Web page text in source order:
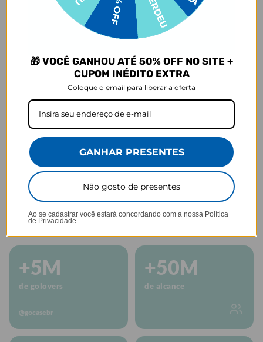
TOTE DAILY
Fácil limpeza
Personalize do
Perfeita para sua
GOCASE
Há mais de 10 anos personalizando do
+5M
de golovers
@gocasebr
+50M
de alcance
🎁 VOCÊ GANHOU ATÉ 50% OFF NO SITE +
CUPOM INÉDITO EXTRA
Coloque o email para liberar a oferta
GANHAR PRESENTES
Não gosto de presentes
Ao se cadastrar você estará concordando com a nossa Política
de Privacidade.